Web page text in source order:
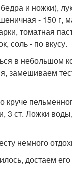
и ножки),
- 150 г,
томатная
соль - по вкусу.
в небольшом
замешиваем
круче
3 ст. Ложки
немного
достаем